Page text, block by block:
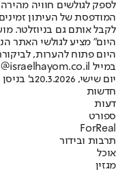
לספק לגולשים חוויה
המודפסת של העיתון
לקבל אותם גם בניוזלטר.
היום" מציע לגולשי האתר
היום פתוח להערות,
במייל hayom@israelhayom.co.il.
יום שישי, 20.3.2026
ב'
חדשות
דעות
ספורט
ForReal
תרבות ובידור
אוכל
מגזין